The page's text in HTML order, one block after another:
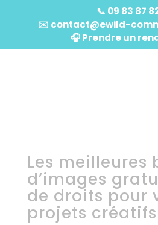
📞 09 83 87
✉️ contact@ewild-
🎧️ Prendre un
Les meilleures
d’images
de droits pour
projets créatifs